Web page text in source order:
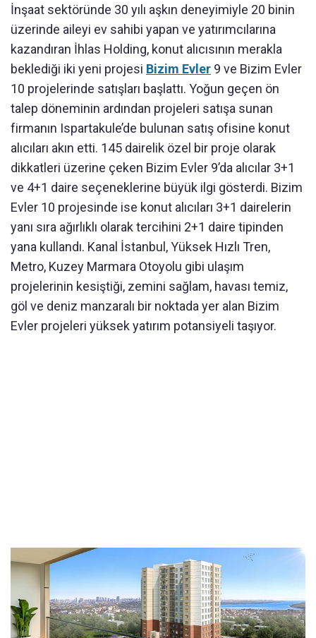
İnşaat sektöründe 30 yılı aşkın deneyimiyle 20 binin
üzerinde aileyi ev sahibi yapan ve yatırımcılarına
kazandıran İhlas Holding, konut alıcısının merakla
beklediği iki yeni projesi Bizim Evler 9 ve Bizim Evler
10 projelerinde satışları başlattı. Yoğun geçen ön
talep döneminin ardından projeleri satışa sunan
firmanın Ispartakule’de bulunan satış ofisine konut
alıcıları akın etti. 145 dairelik özel bir proje olarak
dikkatleri üzerine çeken Bizim Evler 9’da alıcılar 3+1
ve 4+1 daire seçeneklerine büyük ilgi gösterdi. Bizim
Evler 10 projesinde ise konut alıcıları 3+1 dairelerin
yanı sıra ağırlıklı olarak tercihini 2+1 daire tipinden
yana kullandı. Kanal İstanbul, Yüksek Hızlı Tren,
Metro, Kuzey Marmara Otoyolu gibi ulaşım
projelerinin kesiştiği, zemini sağlam, havası temiz,
göl ve deniz manzaralı bir noktada yer alan Bizim
Evler projeleri yüksek yatırım potansiyeli taşıyor.